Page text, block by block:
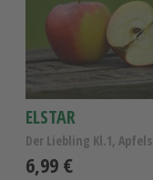
ELSTAR
6,99 €